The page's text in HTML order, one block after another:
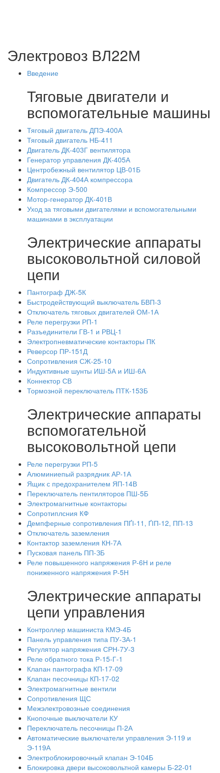
Электровоз ВЛ22М
Введение
Тяговые двигатели и
вспомогательные машины
Тяговый двигатель ДПЭ-400А
Тяговый двигатель НБ-411
Двигатель ДК-403Г вентилятора
Генератор управления ДК-405А
Центробежный вентилятор ЦВ-01Б
Двигатель ДК-404А компрессора
Компрессор Э-500
Мотор-генератор ДК-401В
Уход за тяговыми двигателями и вспомогательными
машинами в эксплуатации
Электрические аппараты
высоковольтной силовой
цепи
Пантограф ДЖ-5К
Быстродействующий выключатель БВП-3
Отключатель тяговых двигателей ОМ-1А
Реле перегрузки РП-1
Разъединители ГВ-1 и РВЦ-1
Электропневматические контакторы ПК
Реверсор ПР-151Д
Сопротивления СЖ-25-10
Индуктивные шунты ИШ-5А и ИШ-6А
Коннектор СВ
Тормозной переключатель ПТК-153Б
Электрические аппараты
вспомогательной
высоковольтной цепи
Реле перегрузки РП-5
Алюминиепый разрядник АР-1А
Ящик с предохранителем ЯП-14В
Переключатель пентиляторов ПШ-5Б
Электромагнитные контакторы
Сопротиплсния КФ
Демпферные сопротивления ПҐІ-11, ҐІП-12, ПП-13
Отключатель заземления
Контактор заземления КН-7А
Пусковая панель ПП-ЗБ
Реле повышенного напряжения Р-6Н и реле
пониженного напряжения Р-5Н
Электрические аппараты
цепи управления
Контроллер машиниста КМЭ-4Б
Панель управления типа ПУ-ЗА-1
Регулятор напряжения СРН-7У-3
Реле обратного тока Р-15-Г-1
Клапан пантографа КП-17-09
Клапан песочницы КП-17-02
Электромагнитные вентили
Сопротивления ЩС
Межэлектровозные соединения
Кнопочные выключатели КУ
Переключатель песочницы П-2А
Автоматические выключатели управления Э-119 и
Э-119А
Электроблокировочный клапан Э-104Б
Блокировка двери высоковольтной камеры Б-22-01